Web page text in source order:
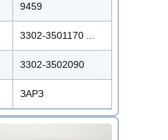
9459
3302-3501170 ...
3302-3502090
ЗАРЗ